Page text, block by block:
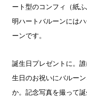
ート型のコンフィ（紙
明ハートバルーンには
ーンです。
誕生日プレゼントに。
生日のお祝いにバルー
か。記念写真を撮って